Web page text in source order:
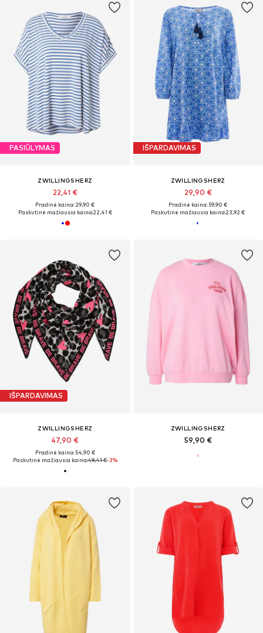
PASIŪLYMAS
ZWILLINGSHERZ
22,41 €
Pradinė kaina: 29,90 €
Paskutinė mažiausia kaina:22,41 €
IŠPARDAVIMAS
ZWILLINGSHERZ
29,90 €
Pradinė kaina: 59,90 €
Paskutinė mažiausia kaina:23,92 €
IŠPARDAVIMAS
ZWILLINGSHERZ
47,90 €
Pradinė kaina: 54,90 €
Paskutinė mažiausia kaina:49,41 €-3%
ZWILLINGSHERZ
59,90 €